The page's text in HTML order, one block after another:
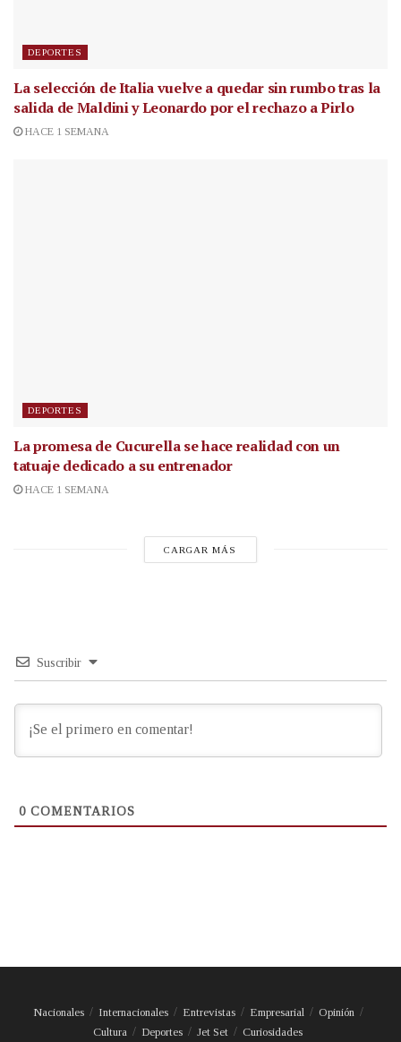
DEPORTES
La selección de Italia vuelve a quedar sin rumbo tras la
salida de Maldini y Leonardo por el rechazo a Pirlo
HACE 1 SEMANA
DEPORTES
La promesa de Cucurella se hace realidad con un
tatuaje dedicado a su entrenador
HACE 1 SEMANA
CARGAR MÁS
Suscribir
0 COMENTARIOS
Nacionales Internacionales Entrevistas Empresarial
Opinión
Cultura
Deportes Jet Set Curiosidades